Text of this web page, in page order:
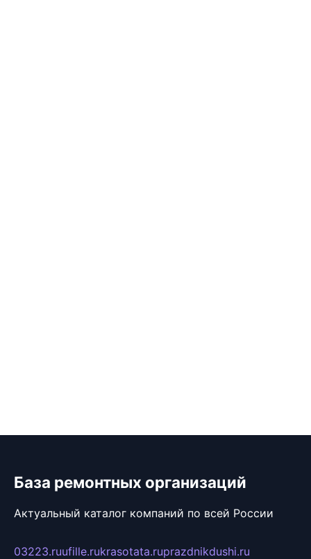
База ремонтных организаций
Актуальный каталог компаний по всей России
03223.ruufille.rukrasotata.ruprazdnikdushi.ru